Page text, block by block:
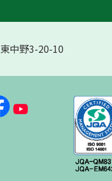
中野3-20-10